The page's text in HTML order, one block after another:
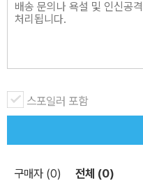
스포일러 포함
구매자 (0) 전체 (0)